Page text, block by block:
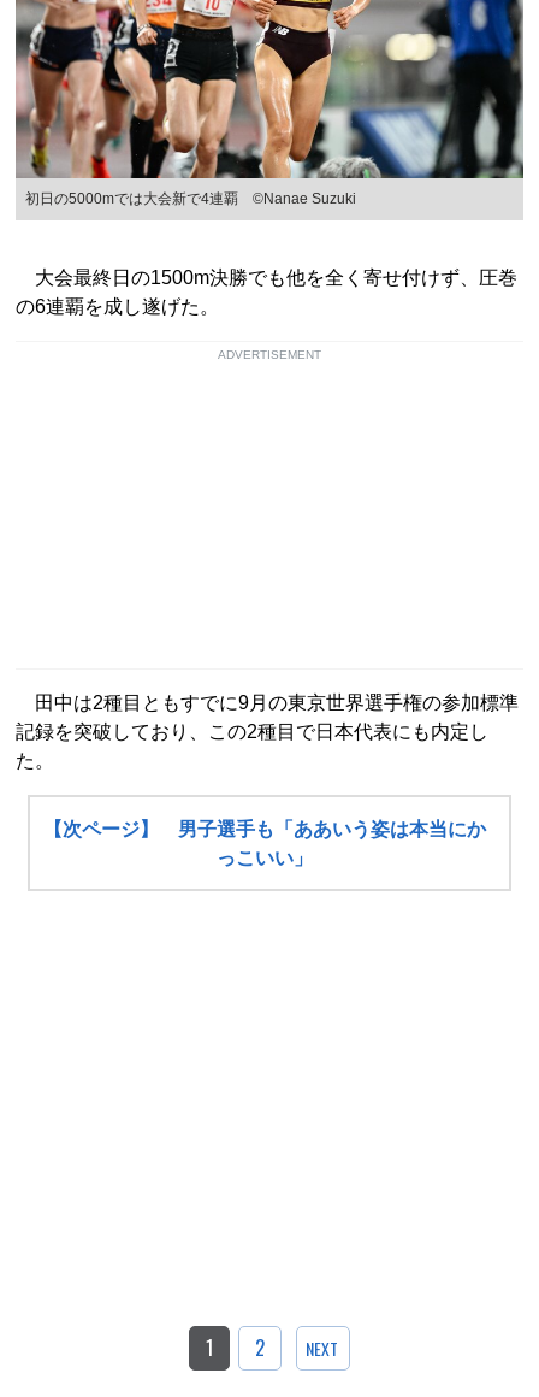
初日の5000mでは大会新で4連覇 ©Nanae Suzuki
大会最終日の1500m決勝でも他を全く寄せ付けず、圧巻
の6連覇を成し遂げた。
ADVERTISEMENT
田中は2種目ともすでに9月の東京世界選手権の参加標準
記録を突破しており、この2種目で日本代表にも内定し
た。
【次ページ】 男子選手も「ああいう姿は本当にか
っこいい」
1 2 NEXT